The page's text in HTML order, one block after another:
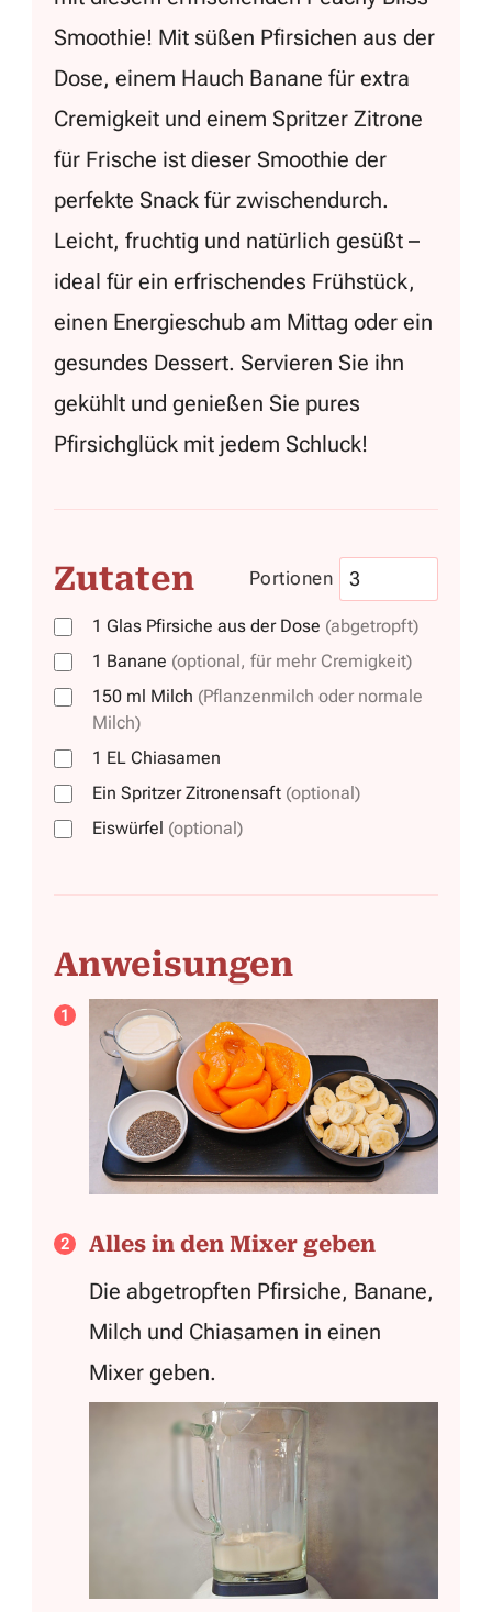
Smoothie! Mit süßen Pfirsichen aus der
Dose, einem Hauch Banane für extra
Cremigkeit und einem Spritzer Zitrone
für Frische ist dieser Smoothie der
perfekte Snack für zwischendurch.
Leicht, fruchtig und natürlich gesüßt –
ideal für ein erfrischendes Frühstück,
einen Energieschub am Mittag oder ein
gesundes Dessert. Servieren Sie ihn
gekühlt und genießen Sie pures
Pfirsichglück mit jedem Schluck!
Zutaten Portionen
1 Glas Pfirsiche aus der Dose (abgetropft)
1 Banane (optional, für mehr Cremigkeit)
150 ml Milch (Pflanzenmilch oder normale
Milch)
1 EL Chiasamen
Ein Spritzer Zitronensaft (optional)
Eiswürfel (optional)
Anweisungen
Alles in den Mixer geben
Die abgetropften Pfirsiche, Banane,
Milch und Chiasamen in einen
Mixer geben.